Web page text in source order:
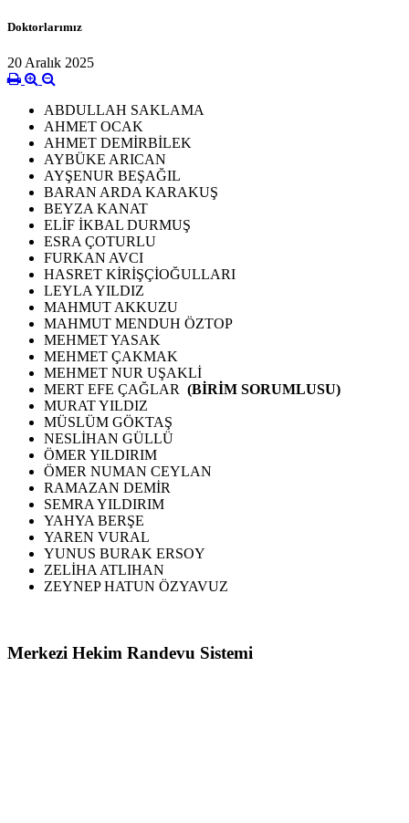
Doktorlarımız
20 Aralık 2025
ABDULLAH SAKLAMA
AHMET OCAK
AHMET DEMİRBİLEK
AYBÜKE ARICAN
AYŞENUR BEŞAĞIL
BARAN ARDA KARAKUŞ
BEYZA KANAT
ELİF İKBAL DURMUŞ
ESRA ÇOTURLU
FURKAN AVCI
HASRET KİRİŞÇİOĞULLARI
LEYLA YILDIZ
MAHMUT AKKUZU
MAHMUT MENDUH ÖZTOP
MEHMET YASAK
MEHMET ÇAKMAK
MEHMET NUR UŞAKLİ
MERT EFE ÇAĞLAR (BİRİM SORUMLUSU)
MURAT YILDIZ
MÜSLÜM GÖKTAŞ
NESLİHAN GÜLLÜ
ÖMER YILDIRIM
ÖMER NUMAN CEYLAN
RAMAZAN DEMİR
SEMRA YILDIRIM
YAHYA BERŞE
YAREN VURAL
YUNUS BURAK ERSOY
ZELİHA ATLIHAN
ZEYNEP HATUN ÖZYAVUZ
Merkezi Hekim Randevu Sistemi